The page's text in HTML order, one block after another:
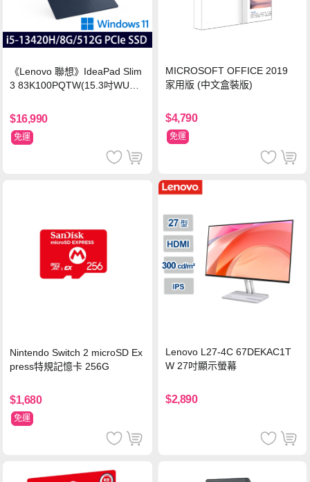
《Lenovo 聯想》IdeaPad Slim
3 83K100PQTW(15.3吋WUXG
n11/二年保)
$16,990
免運
MICROSOFT OFFICE 2019
家用版 (中文盒裝版)
$4,790
免運
Nintendo Switch 2 microSD Ex
press特規記憶卡 256G
$1,680
免運
Lenovo L27-4C 67DEKAC1T
W 27吋顯示螢幕
$2,890